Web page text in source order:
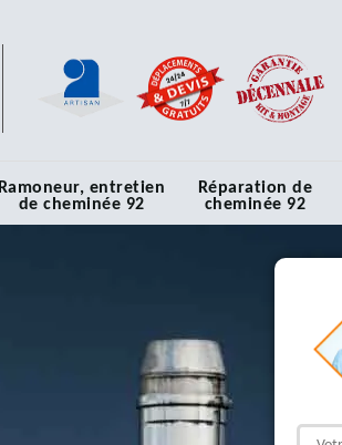
Ramoneur, entretien
de cheminée 92
Réparation de
cheminée 92